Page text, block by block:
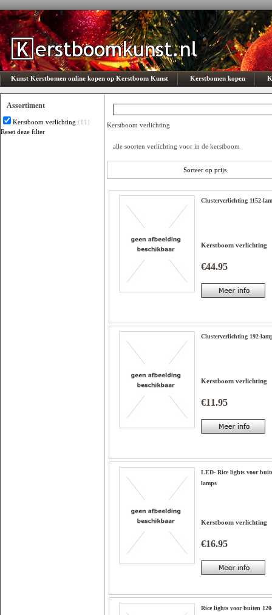
Kunst Kerstbomen online kopen op Kerstboom Kunst Kerstbomen kopen
Assortiment
Kerstboom verlichting (11)
Reset deze filter
Kerstboom verlichting
alle soorten verlichting voor in de kerstboom
Sorteer op prijs
Clusterverlichting 1152-
Kerstboom verlichting
€44.95
Clusterverlichting 192-
Kerstboom verlichting
€11.95
LED- Rice lights voor
lamps
Kerstboom verlichting
€16.95
Rice lights voor buiten